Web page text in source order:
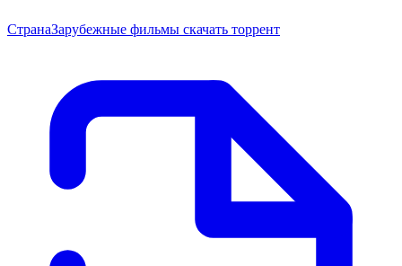
СтранаЗарубежные фильмы скачать торрент